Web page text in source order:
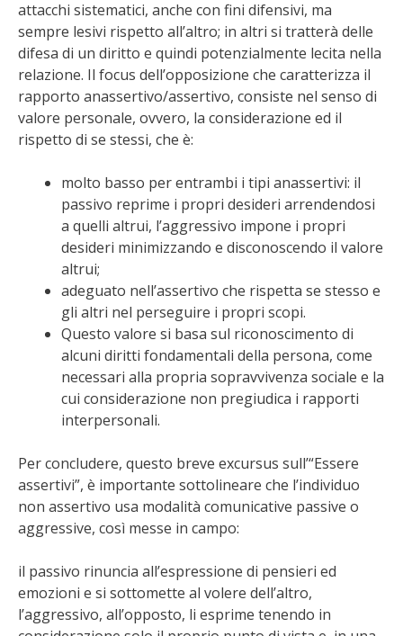
attacchi sistematici, anche con fini difensivi, ma
sempre lesivi rispetto all’altro; in altri si tratterà delle
difesa di un diritto e quindi potenzialmente lecita nella
relazione. Il focus dell’opposizione che caratterizza il
rapporto anassertivo/assertivo, consiste nel senso di
valore personale, ovvero, la considerazione ed il
rispetto di se stessi, che è:
molto basso per entrambi i tipi anassertivi: il
passivo reprime i propri desideri arrendendosi
a quelli altrui, l’aggressivo impone i propri
desideri minimizzando e disconoscendo il valore
altrui;
adeguato nell’assertivo che rispetta se stesso e
gli altri nel perseguire i propri scopi.
Questo valore si basa sul riconoscimento di
alcuni diritti fondamentali della persona, come
necessari alla propria sopravvivenza sociale e la
cui considerazione non pregiudica i rapporti
interpersonali.
Per concludere, questo breve excursus sull’“Essere
assertivi”, è importante sottolineare che l’individuo
non assertivo usa modalità comunicative passive o
aggressive, così messe in campo:
il passivo rinuncia all’espressione di pensieri ed
emozioni e si sottomette al volere dell’altro,
l’aggressivo, all’opposto, li esprime tenendo in